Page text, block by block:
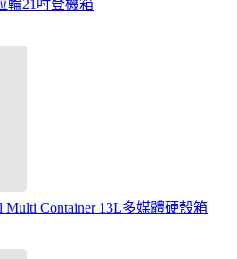
輪21吋登機箱
Multi Container 13L多媒體硬殼箱